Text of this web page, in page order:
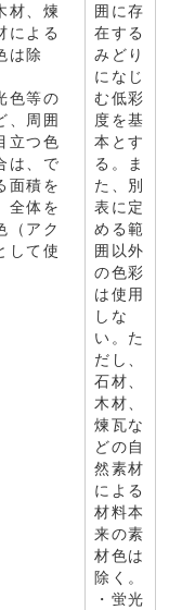
材、煉
による
は除
色等の
、周囲
立つ色
は、で
面積を
全体を
（アク
して使
囲に存
在する
みどり
になじ
む低彩
度を基
本とす
る。ま
た、別
表に定
める範
囲以外
の色彩
は使用
しな
い。た
だし、
石材、
木材、
煉瓦な
どの自
然素材
による
材料本
来の素
材色は
除く。
・蛍光